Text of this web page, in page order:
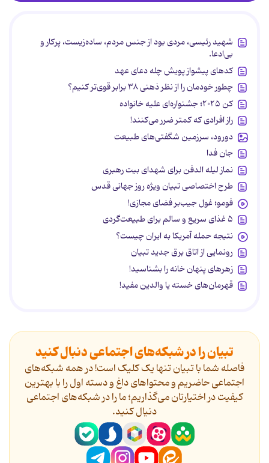
شهید رئیسی، مردی بود از جنس مردم، ساده‌زیست، پرکار و
بی‌ادعا.
کدهای پیشواز پویش چله دعای عهد
چطور خودمان را از نظر ذهنی ۳۸ برابر قوی‌تر کنیم؟
کن ۲۰۲۵؛ جشنواره‌ای علیه خانواده
راز افرادی که کمتر ضرر می‌کنند!
دورود، سرزمین شگفتی‌های طبیعت
جان فدا
نماز لیله الدفن برای شهدای بیت رهبری
طرح اختصاصی تبیان ویژه روز جهانی قدس
فومو؛ غول جیب‌بر فضای مجازی!
۵ غذای سریع و سالم برای طبیعت‌گردی
نتیجه حمله آمریکا به ایران چیست؟
رونمایی از اتاق برق جدید تبیان
زهرهای پنهان خانه را بشناسید!
قهرمان‌های خسته یا والدین مفید!
تبیان را در شبکه‌های اجتماعی دنبال کنید
فاصله شما با تبیان تنها یک کلیک است! در همه شبکه‌های
اجتماعی حاضریم و محتواهای داغ و دسته اول را با بهترین
کیفیت در اختیارتان می‌گذاریم؛ ما را در شبکه‌های اجتماعی
دنیال کنید.